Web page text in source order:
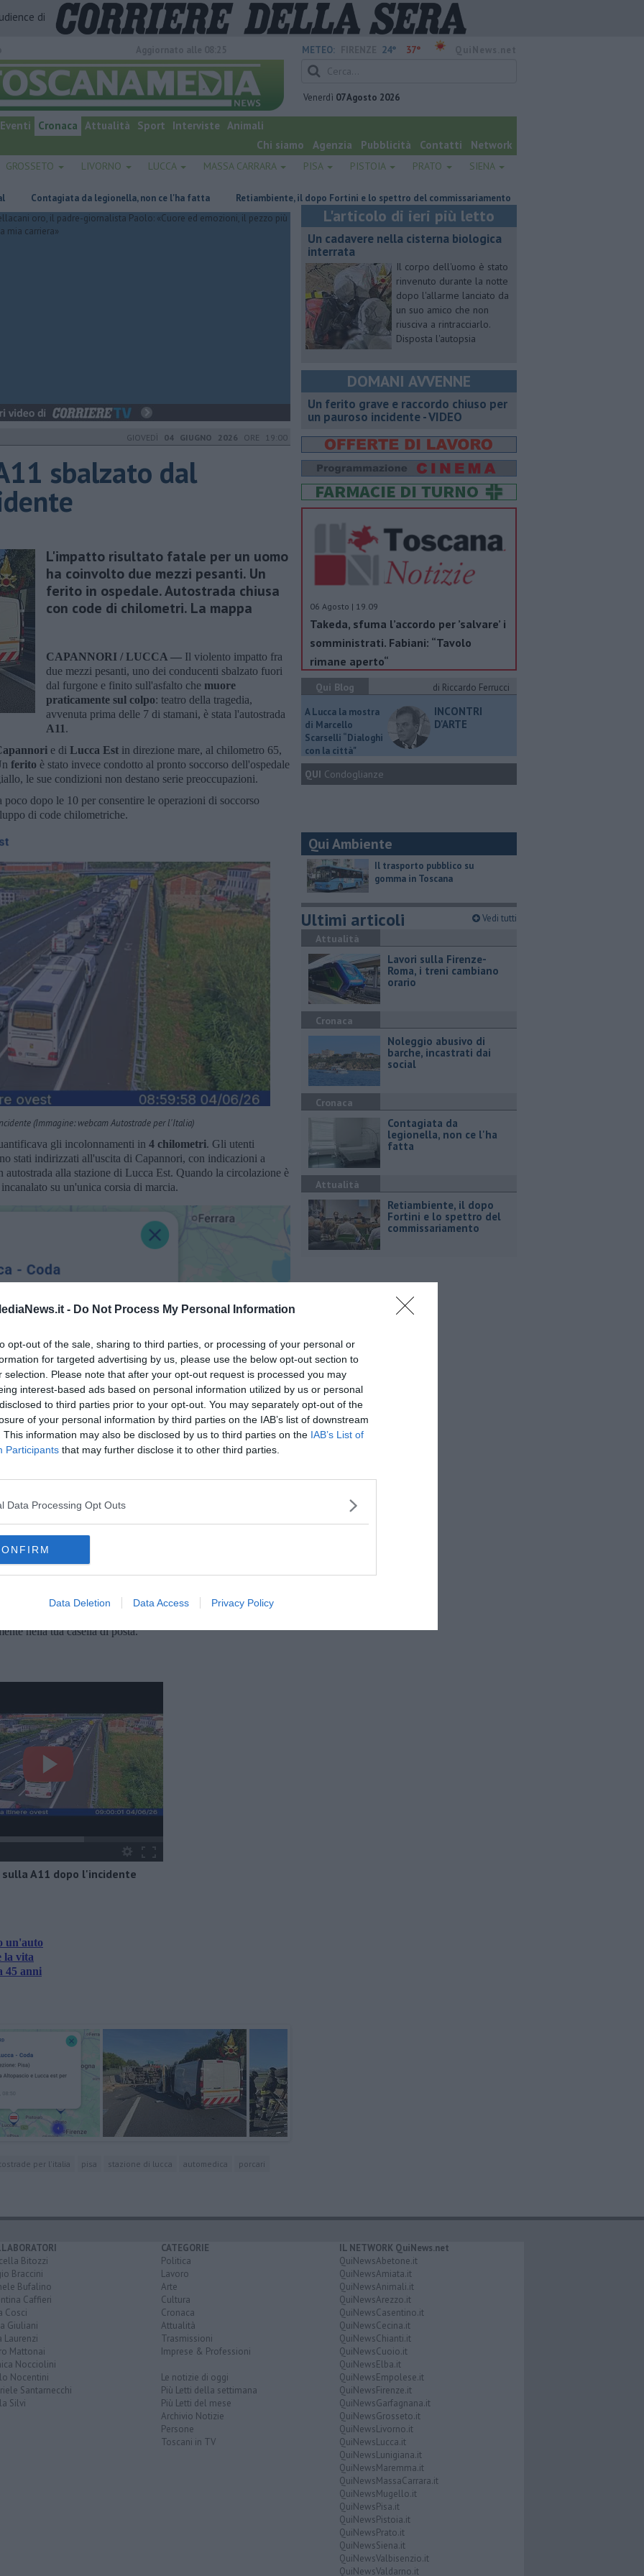
- Do Not Process My Personal Information
opt-out of the sale, sharing to third parties, or processing of your personal or
for targeted advertising by us, please use the below opt-out section to
selection. Please note that after your opt-out request is processed you may
interest-based ads based on personal information utilized by us or personal
to third parties prior to your opt-out. You may separately opt-out of the
of your personal information by third parties on the IAB’s list of downstream
This information may also be disclosed by us to third parties on the IAB’s List of
Participants that may further disclose it to other third parties.
Data Processing Opt Outs
Data Deletion Data Access Privacy Policy
di
METEO: 24° 37°
Venerdì 07 Agosto 2026
Eventi Cronaca Attualità Sport Interviste Animali
Chi siamo
Agenzia Pubblicità Contatti Network
GROSSETO LIVORNO LUCCA MASSA CARRARA PISA PISTOIA PRATO SIENA
da legionella, non ce l'ha fatta Retiambiente, il dopo Fortini e lo spettro del commissariamento Lavori sulla Firenze-Roma, i treni
GIOVEDÌ 04 GIUGNO 2026 ORE 19:00
sbalzato dal
L'impatto risultato fatale per un uomo
ha coinvolto due mezzi pesanti. Un
ferito in ospedale. Autostrada chiusa
con code di chilometri. La mappa
CAPANNORI / LUCCA — Il violento impatto fra
due mezzi pesanti, uno dei conducenti sbalzato fuori
dal furgone e finito sull'asfalto che muore
praticamente sul colpo: teatro della tragedia,
avvenuta prima delle 7 di stamani, è stata l'autostrada
A11 .
e di Lucca Est in direzione mare, al chilometro 65,
ferito è stato invece condotto al pronto soccorso dell'ospedale
le sue condizioni non destano serie preoccupazioni.
poco dopo le 10 per consentire le operazioni di soccorso
di code chilometriche.
(Immagine: webcam Autostrade per l'Italia)
gli incolonnamenti in 4 chilometri. Gli utenti
stati indirizzati all'uscita di Capannori, con indicazioni a
alla stazione di Lucca Est. Quando la circolazione è
su un'unica corsia di marcia.
di Porcari e Lucca, i vigili del fuoco, la polizia stradale e il
Pegaso, poi fatto rientrare.
iscriviti alla
nella tua casella di posta.
sulla A11 dopo l'incidente
un'auto
la vita
45 anni
per l'italia pisa stazione di lucca automedica porcari
L'articolo di ieri più letto
Un cadavere nella cisterna biologica
interrata
Il corpo dell'uomo è stato
rinvenuto durante la notte
dopo l'allarme lanciato da
un suo amico che non
riusciva a rintracciarlo.
Disposta l'autopsia
DOMANI AVVENNE
Un ferito grave e raccordo chiuso per
un pauroso incidente - VIDEO
06 Agosto | 19.09
Takeda, sfuma l’accordo per ’salvare’ i
somministrati. Fabiani: “Tavolo
rimane aperto“
Qui Blog
di Riccardo Ferrucci
A Lucca la mostra
di Marcello
Scarselli “Dialoghi
con la città"
INCONTRI
D'ARTE
QUI Condoglianze
Qui Ambiente
​Il trasporto pubblico su
gomma in Toscana
Ultimi articoli Vedi tutti
Attualità
Lavori sulla Firenze-
Roma, i treni cambiano
orario
Cronaca
Noleggio abusivo di
barche, incastrati dai
social
Cronaca
Contagiata da
legionella, non ce l'ha
fatta
Attualità
Retiambiente, il dopo
Fortini e lo spettro del
commissariamento
Bitozzi
Braccini
Bufalino
Caffieri
Cosci
Giuliani
Laurenzi
Mattonai
Nocciolini
Nocentini
Santarnecchi
Silvi
CATEGORIE
Politica
Lavoro
Arte
Cultura
Cronaca
Attualità
Trasmissioni
Imprese & Professioni
Le notizie di oggi
Più Letti della settimana
Più Letti del mese
Archivio Notizie
Persone
Toscani in TV
IL NETWORK QuiNews.net
QuiNewsAbetone.it
QuiNewsAmiata.it
QuiNewsAnimali.it
QuiNewsArezzo.it
QuiNewsCasentino.it
QuiNewsCecina.it
QuiNewsChianti.it
QuiNewsCuoio.it
QuiNewsElba.it
QuiNewsEmpolese.it
QuiNewsFirenze.it
QuiNewsGarfagnana.it
QuiNewsGrosseto.it
QuiNewsLivorno.it
QuiNewsLucca.it
QuiNewsLunigiana.it
QuiNewsMaremma.it
QuiNewsMassaCarrara.it
QuiNewsMugello.it
QuiNewsPisa.it
QuiNewsPistoia.it
QuiNewsPrato.it
QuiNewsSiena.it
QuiNewsValbisenzio.it
QuiNewsValdarno.it